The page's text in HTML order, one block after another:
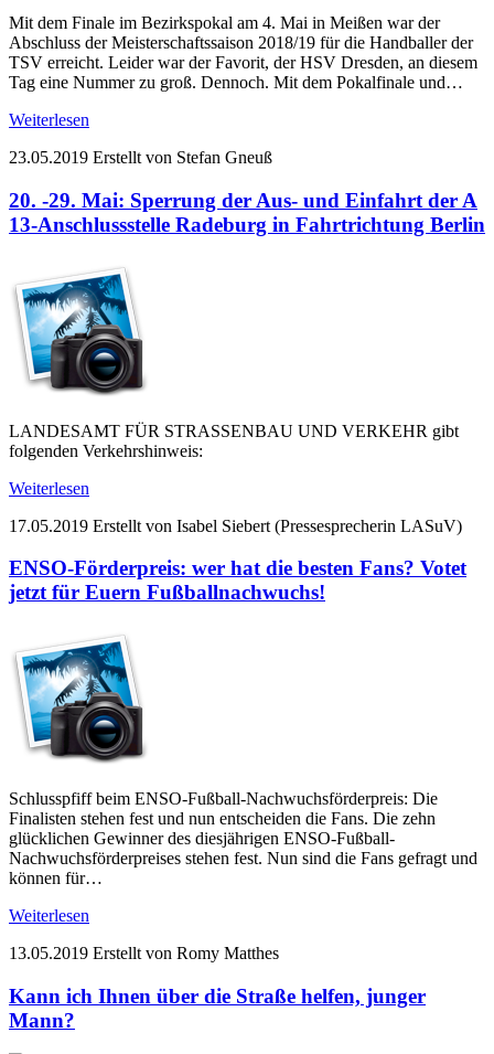
Mit dem Finale im Bezirkspokal am 4. Mai in Meißen war der
Abschluss der Meisterschaftssaison 2018/19 für die Handballer der
TSV erreicht. Leider war der Favorit, der HSV Dresden, an diesem
Tag eine Nummer zu groß. Dennoch. Mit dem Pokalfinale und…
Weiterlesen
23.05.2019 Erstellt von Stefan Gneuß
20. -29. Mai: Sperrung der Aus- und Einfahrt der A
13-Anschlussstelle Radeburg in Fahrtrichtung Berlin
LANDESAMT FÜR STRASSENBAU UND VERKEHR gibt
folgenden Verkehrshinweis:
Weiterlesen
17.05.2019 Erstellt von Isabel Siebert (Pressesprecherin LASuV)
ENSO-Förderpreis: wer hat die besten Fans? Votet
jetzt für Euern Fußballnachwuchs!
Schlusspfiff beim ENSO-Fußball-Nachwuchsförderpreis: Die
Finalisten stehen fest und nun entscheiden die Fans. Die zehn
glücklichen Gewinner des diesjährigen ENSO-Fußball-
Nachwuchsförderpreises stehen fest. Nun sind die Fans gefragt und
können für…
Weiterlesen
13.05.2019 Erstellt von Romy Matthes
Kann ich Ihnen über die Straße helfen, junger
Mann?